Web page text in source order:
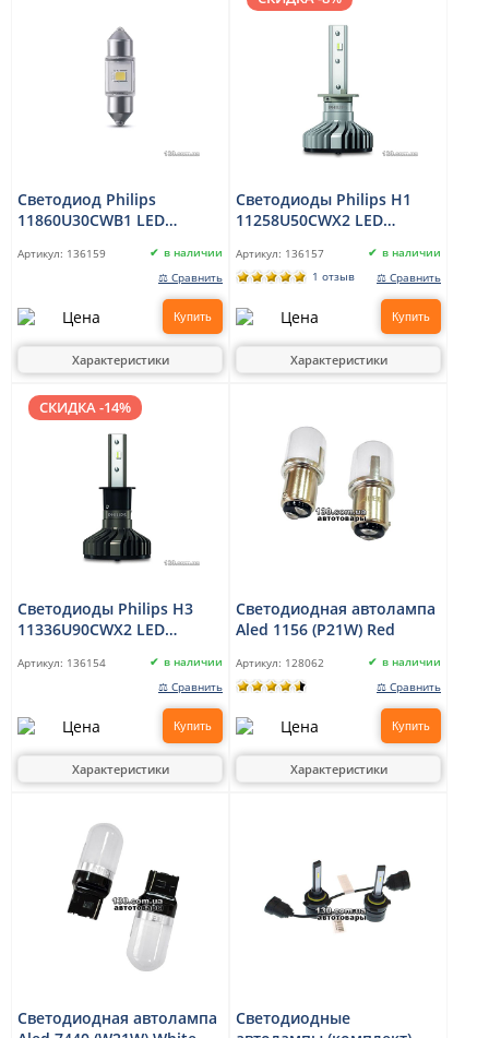
Светодиод Philips
11860U30CWB1 LED
6000K 12V 30mm
Артикул: 136159
в наличии
⚖ Сравнить
Купить
Характеристики
Светодиоды Philips H1
11258U50CWX2 LED
12/24V
Артикул: 136157
в наличии
1 отзыв
⚖ Сравнить
Купить
Характеристики
СКИДКА -14%
Светодиоды Philips H3
11336U90CWX2 LED
12/24V
Артикул: 136154
в наличии
⚖ Сравнить
Купить
Характеристики
Светодиодная автолампа
Aled 1156 (P21W) Red
Артикул: 128062
в наличии
⚖ Сравнить
Купить
Характеристики
Светодиодная автолампа
Светодиодные